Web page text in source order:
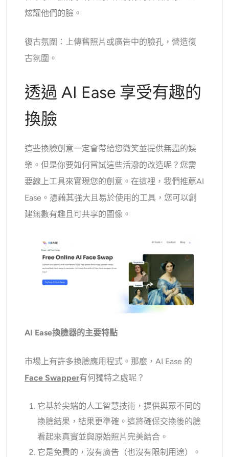
炫耀他們的臉。
復古氛圍：上傳舊照片或廣告中的臉孔，營造復
古氛圍。
透過 AI Ease 享受有趣的
換臉
這些換臉創意一定會帶給您微笑並提供無盡的娛
樂。但是你要如何嘗試這些活潑的改造呢？您需
要線上工具來實現您的創意。在這裡，我們推薦AI
Ease。憑藉其強大且易於使用的工具，您可以創
建無數有趣且可共享的圖像。
AI Ease換臉器的主要特點
市場上有許多換臉應用程式。那麼，AI Ease 的
Face Swapper有何獨特之處呢？
它基於尖端的人工智慧技術，提供與眾不同的
換臉結果，結果更準確。這將確保交換後的臉
看起來真實並與原始照片完美結合。
它是免費的，沒有廣告（也沒有限制用途）。